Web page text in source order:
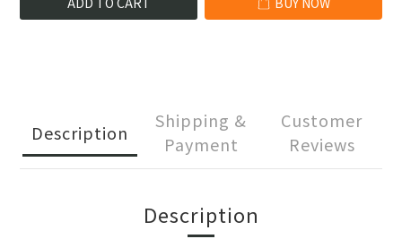
Description
Shipping &
Payment
Customer
Reviews
Description